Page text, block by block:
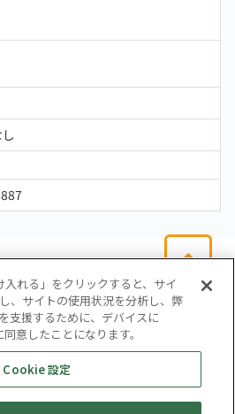
サイトマップ
個人情報保護方針
式会社テイツー
入れる」をクリックすると、サイ
、サイトの使用状況を分析し、弊
支援するために、デバイスに
意したことになります。
Cookie 設定